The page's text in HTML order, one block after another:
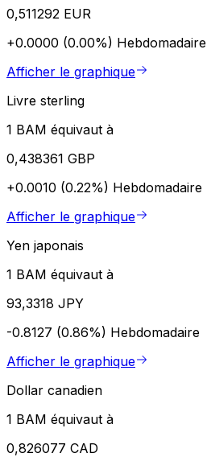
0,511292 EUR
+0.0000 (0.00%) Hebdomadaire
Afficher le graphique
Livre sterling
1 BAM équivaut à
0,438361 GBP
+0.0010 (0.22%) Hebdomadaire
Afficher le graphique
Yen japonais
1 BAM équivaut à
93,3318 JPY
-0.8127 (0.86%) Hebdomadaire
Afficher le graphique
Dollar canadien
1 BAM équivaut à
0,826077 CAD